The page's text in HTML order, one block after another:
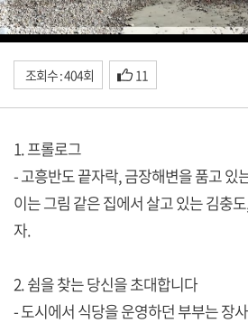
조회수 : 404회 11
1. 프롤로그
- 고흥반도 끝자락, 금장해변을 품고 있
이는 그림 같은 집에서 살고 있는 김충
자.
2. 쉼을 찾는 당신을 초대합니다
- 도시에서 식당을 운영하던 부부는 장